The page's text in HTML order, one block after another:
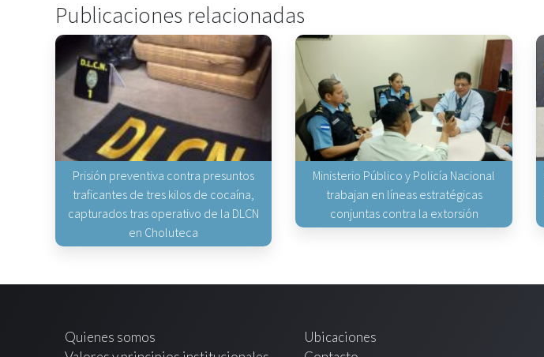
Publicaciones relacionadas
Prisión preventiva contra presuntos
traficantes de tres kilos de cocaína,
capturados tras operativo de la DLCN
en Choluteca
Ministerio Público y Policía Nacional
trabajan en líneas estratégicas
conjuntas contra la extorsión
Quienes somos
Ubicaciones